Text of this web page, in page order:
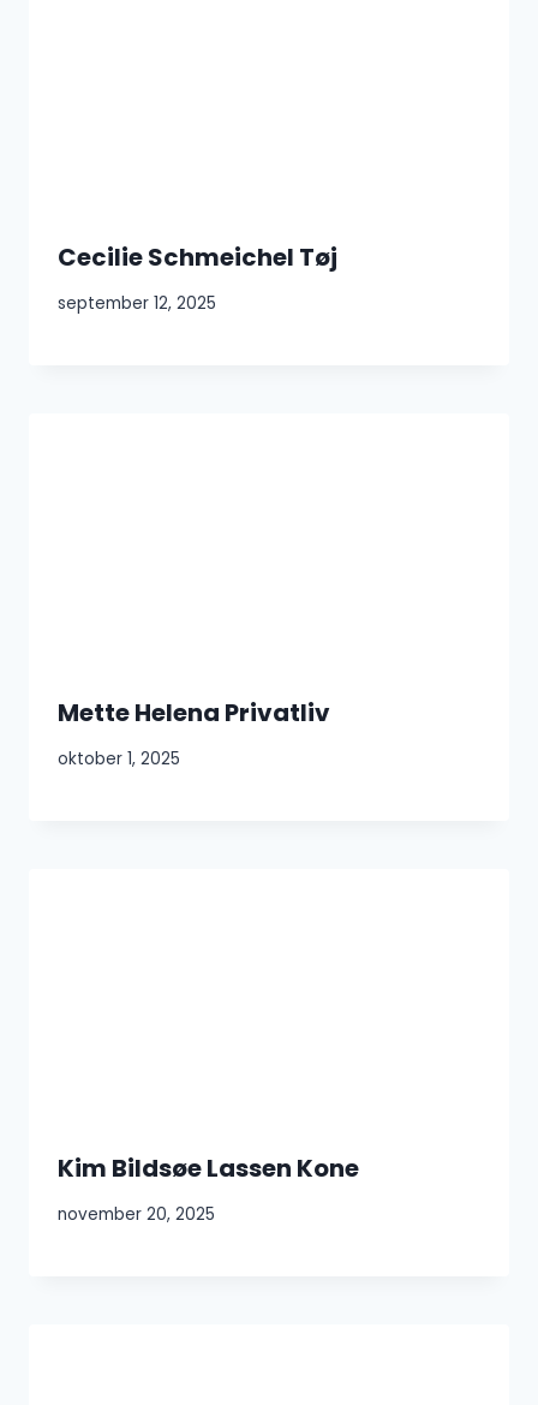
Cecilie Schmeichel Tøj
september 12, 2025
Mette Helena Privatliv
oktober 1, 2025
Kim Bildsøe Lassen Kone
november 20, 2025